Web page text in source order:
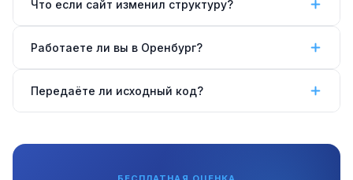
100–1 000 страниц/мин. Playwright медленнее (5–50
стр/мин) но работает с JS-сайтами. Для больших
объёмов — параллельные воркеры.
Что если сайт изменил структуру?
(3 месяца). Настраиваем алерты при обнаружении
изменений структуры страниц.
Работаете ли вы в Оренбург?
числе в Оренбурге.
Передаёте ли исходный код?
документацию и инструкцию. Плюс 3 месяца